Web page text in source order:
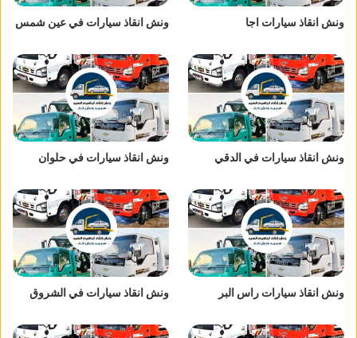
ونش انقاذ سيارات اجا ونش انقاذ سيارات في عين شمس
ونش انقاذ سيارات في الدقي ونش انقاذ سيارات في حلوان
ونش انقاذ سيارات راس البر ونش انقاذ سيارات في الشروق